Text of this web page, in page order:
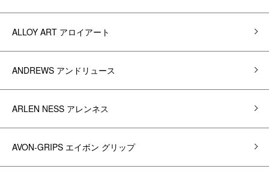
ALLOY ART アロイアート
ANDREWS アンドリュース
ARLEN NESS アレンネス
AVON-GRIPS エイボン グリップ